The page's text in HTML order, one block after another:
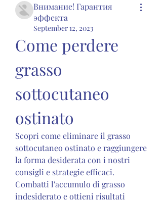
Внимание! Гарантия
эффекта
September 12, 2023
Come perdere
grasso
sottocutaneo
ostinato
Scopri come eliminare il grasso
sottocutaneo ostinato e raggiungere
la forma desiderata con i nostri
consigli e strategie efficaci.
Combatti l'accumulo di grasso
indesiderato e ottieni risultati